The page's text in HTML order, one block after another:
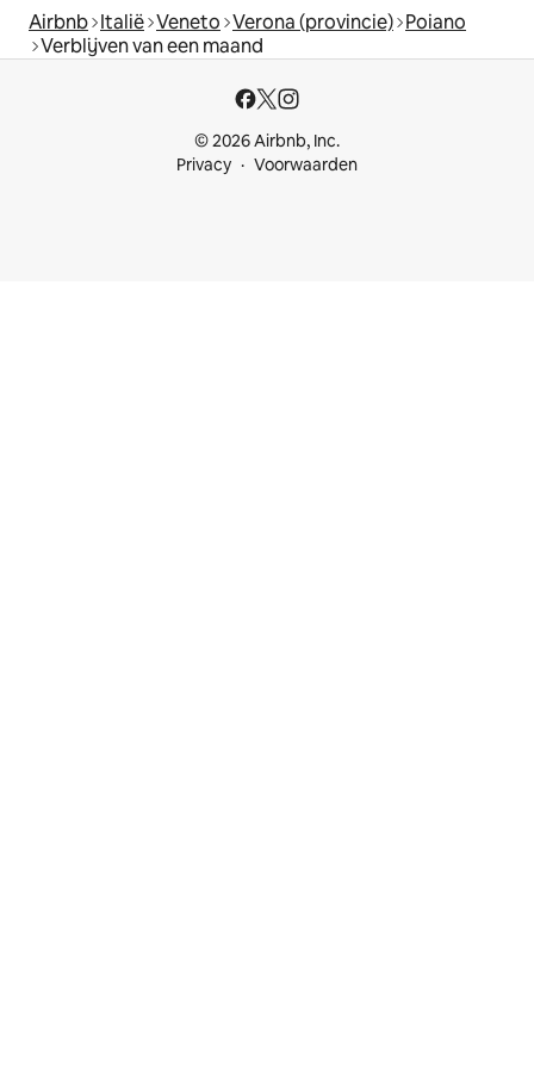
Airbnb Italië Veneto Verona (provincie) Poiano
Verblijven van een maand
© 2026 Airbnb, Inc.
Privacy
Voorwaarden